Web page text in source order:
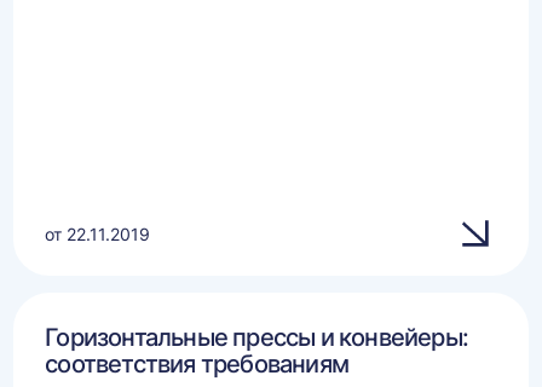
от 22.11.2019
Горизонтальные прессы и конвейеры:
соответствия требованиям